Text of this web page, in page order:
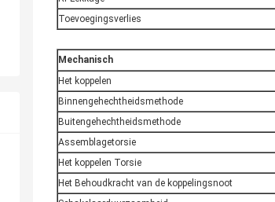
Toevoegingsverlies
Mechanisch
Het koppelen
Binnengehechtheidsmethode
Buitengehechtheidsmethode
Assemblagetorsie
Het koppelen Torsie
Het Behoudkracht van de koppelingsnoot